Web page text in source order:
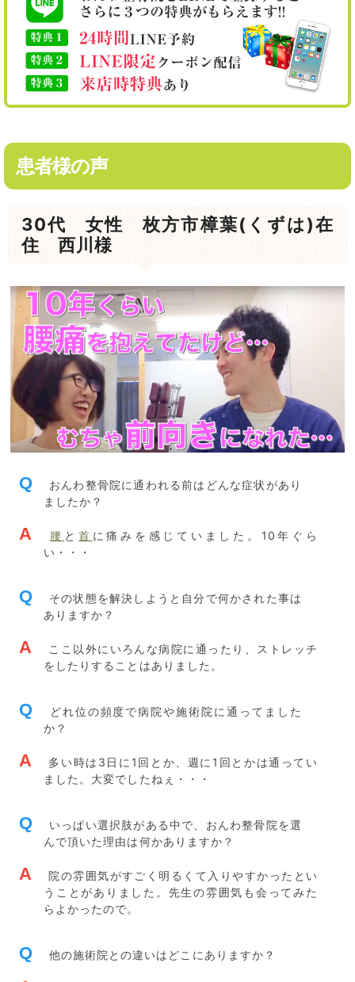
患者様の声
30代 女性 枚方市樟葉(くずは)在
住 西川様
Q
おんわ整骨院に通われる前はどんな症状があり
ましたか？
A 腰 と 首 に痛みを感じていました。10年ぐら
い・・・
Q
その状態を解決しようと自分で何かされた事は
ありますか？
A
ここ以外にいろんな病院に通ったり、ストレッチ
をしたりすることはありました。
Q
どれ位の頻度で病院や施術院に通ってました
か？
A
多い時は3日に1回とか、週に1回とかは通ってい
ました。大変でしたねぇ・・・
Q
いっぱい選択肢がある中で、おんわ整骨院を選
んで頂いた理由は何かありますか？
A
院の雰囲気がすごく明るくて入りやすかったとい
うことがありました。先生の雰囲気も会ってみた
らよかったので。
Q 他の施術院との違いはどこにありますか？